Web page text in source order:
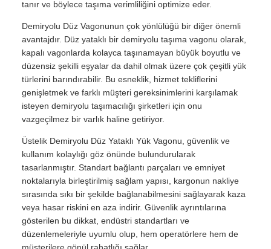
tanır ve böylece taşıma verimliliğini optimize eder.
Demiryolu Düz Vagonunun çok yönlülüğü bir diğer önemli
avantajdır. Düz yataklı bir demiryolu taşıma vagonu olarak,
kapalı vagonlarda kolayca taşınamayan büyük boyutlu ve
düzensiz şekilli eşyalar da dahil olmak üzere çok çeşitli yük
türlerini barındırabilir. Bu esneklik, hizmet tekliflerini
genişletmek ve farklı müşteri gereksinimlerini karşılamak
isteyen demiryolu taşımacılığı şirketleri için onu
vazgeçilmez bir varlık haline getiriyor.
Üstelik Demiryolu Düz Yataklı Yük Vagonu, güvenlik ve
kullanım kolaylığı göz önünde bulundurularak
tasarlanmıştır. Standart bağlantı parçaları ve emniyet
noktalarıyla birleştirilmiş sağlam yapısı, kargonun nakliye
sırasında sıkı bir şekilde bağlanabilmesini sağlayarak kaza
veya hasar riskini en aza indirir. Güvenlik ayrıntılarına
gösterilen bu dikkat, endüstri standartları ve
düzenlemeleriyle uyumlu olup, hem operatörlere hem de
müşterilere gönül rahatlığı sağlar.